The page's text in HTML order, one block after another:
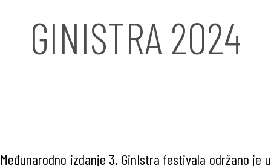
GINISTRA 2024
Međunarodno izdanje 3. GinIstra festivala održano je u